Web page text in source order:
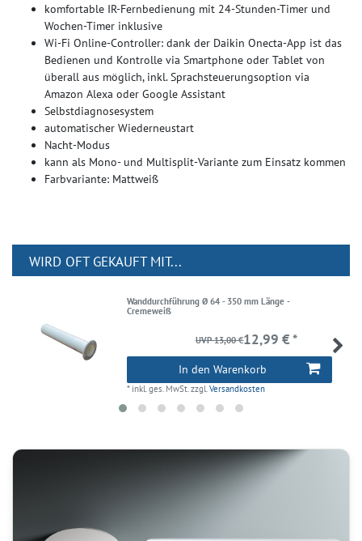
komfortable IR-Fernbedienung mit 24-Stunden-Timer und
Wochen-Timer inklusive
Wi-Fi Online-Controller: dank der Daikin Onecta-App ist das
Bedienen und Kontrolle via Smartphone oder Tablet von
überall aus möglich, inkl. Sprachsteuerungsoption via
Amazon Alexa oder Google Assistant
Selbstdiagnosesystem
automatischer Wiederneustart
Nacht-Modus
kann als Mono- und Multisplit-Variante zum Einsatz kommen
Farbvariante: Mattweiß
WIRD OFT GEKAUFT MIT...
Wanddurchführung Ø 64 - 350 mm Länge -
Cremeweiß
UVP 13,00 €12,99 € *
In den Warenkorb
* inkl. ges. MwSt.zzgl.Versandkosten